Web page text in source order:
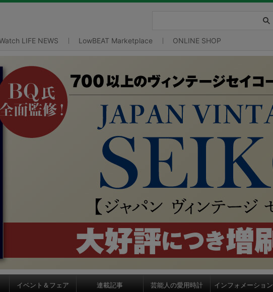
LIFE NEWS LowBEAT Marketplace ONLINE SHOP
イベント＆フェア 連載記事 芸能人の愛用時計 インフォメーション